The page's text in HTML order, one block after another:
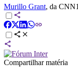
Murillo Grant, da CNN
Compartilhar matéria